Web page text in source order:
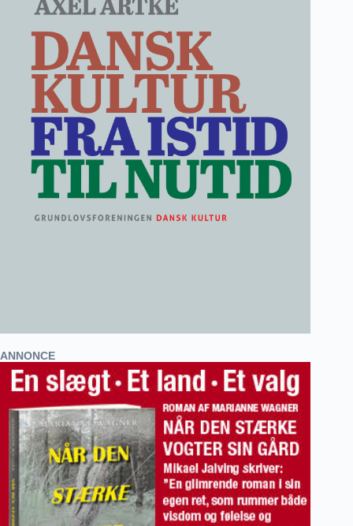
ANNONCE